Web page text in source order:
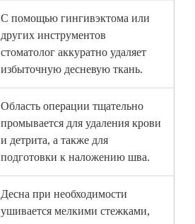
С помощью гингивэктома или
других инструментов
стоматолог аккуратно удаляет
избыточную десневую ткань.
Область операции тщательно
промывается для удаления крови
и детрита, а также для
подготовки к наложению шва.
Десна при необходимости
ушивается мелкими стежками,